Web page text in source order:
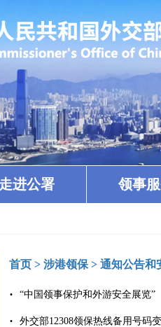
走进公署 领事
首页 > 涉港领保 > 通知公告和
“中国领事保护和外游安全展览”
外交部12308领保热线备用号码